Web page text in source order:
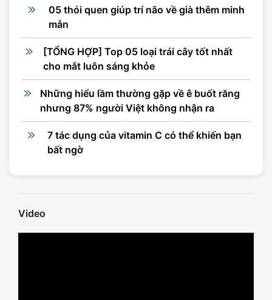
05 thói quen giúp trí não về già thêm minh
mẫn
[TỔNG HỢP] Top 05 loại trái cây tốt nhất
cho mắt luôn sáng khỏe
Những hiểu lầm thường gặp về ê buốt răng
nhưng 87% người Việt không nhận ra
7 tác dụng của vitamin C có thể khiến bạn
bất ngờ
Video